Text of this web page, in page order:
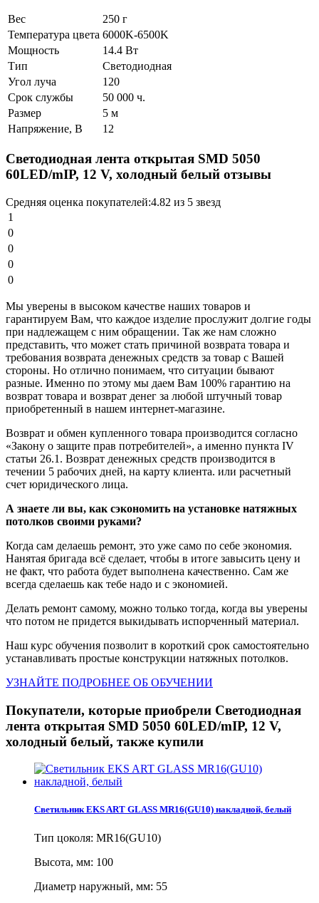
Вес
250 г
Температура цвета 6000K-6500K
Мощность
14.4 Вт
Тип
Светодиодная
Угол луча
120
Срок службы
50 000 ч.
Размер
5 м
Напряжение, В
12
Светодиодная лента открытая SMD 5050
60LED/mIP, 12 V, холодный белый отзывы
Средняя оценка покупателей:4.82 из 5 звезд
1
0
0
0
0
Мы уверены в высоком качестве наших товаров и
гарантируем Вам, что каждое изделие прослужит долгие годы
при надлежащем с ним обращении. Так же нам сложно
представить, что может стать причиной возврата товара и
требования возврата денежных средств за товар с Вашей
стороны. Но отлично понимаем, что ситуации бывают
разные. Именно по этому мы даем Вам 100% гарантию на
возврат товара и возврат денег за любой штучный товар
приобретенный в нашем интернет-магазине.
Возврат и обмен купленного товара производится согласно
«Закону о защите прав потребителей», а именно пункта IV
статьи 26.1. Возврат денежных средств производится в
течении 5 рабочих дней, на карту клиента. или расчетный
счет юридического лица.
А знаете ли вы, как сэкономить на установке натяжных
потолков своими руками?
Когда сам делаешь ремонт, это уже само по себе экономия.
Нанятая бригада всё сделает, чтобы в итоге завысить цену и
не факт, что работа будет выполнена качественно. Сам же
всегда сделаешь как тебе надо и с экономией.
Делать ремонт самому, можно только тогда, когда вы уверены
что потом не придется выкидывать испорченный материал.
Наш курс обучения позволит в короткий срок самостоятельно
устанавливать простые конструкции натяжных потолков.
УЗНАЙТЕ ПОДРОБНЕЕ ОБ ОБУЧЕНИИ
Покупатели, которые приобрели Светодиодная
лента открытая SMD 5050 60LED/mIP, 12 V,
холодный белый, также купили
Светильник EKS ART GLASS MR16(GU10) накладной, белый
Тип цоколя: MR16(GU10)
Высота, мм: 100
Диаметр наружный, мм: 55